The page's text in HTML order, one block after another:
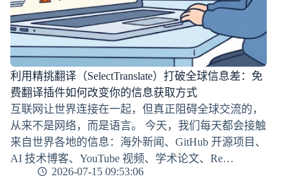
利用精挑翻译（SelectTranslate）打破全球信息差：免
费翻译插件如何改变你的信息获取方式
互联网让世界连接在一起，但真正阻碍全球交流的，
从来不是网络，而是语言。 今天，我们每天都会接触
来自世界各地的信息：海外新闻、GitHub 开源项目、
AI 技术博客、YouTube 视频、学术论文、Re…
2026-07-15 09:53:06